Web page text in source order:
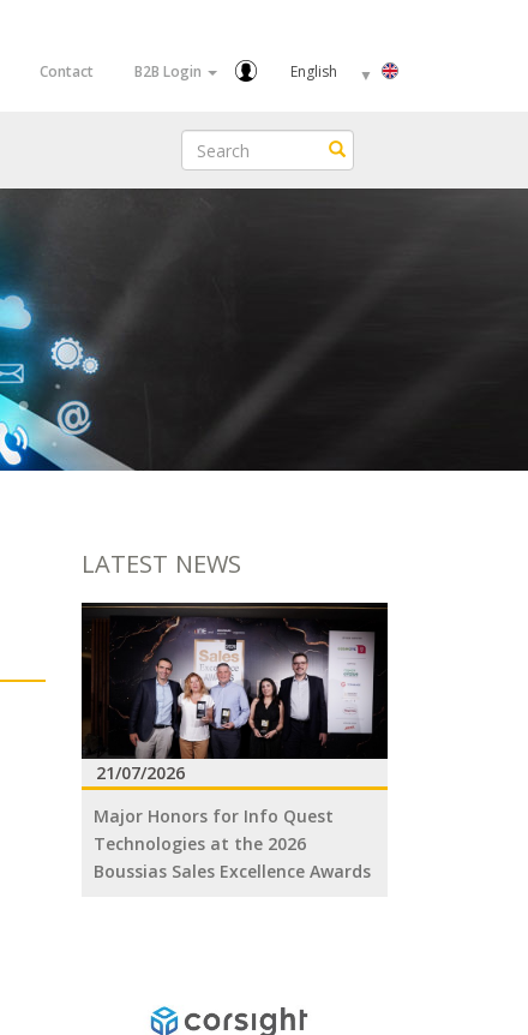
Contact B2B Login
Select
language
Search Search
LATEST NEWS
21/07/2026
Major Honors for Info Quest
Technologies at the 2026
Boussias Sales Excellence Awards